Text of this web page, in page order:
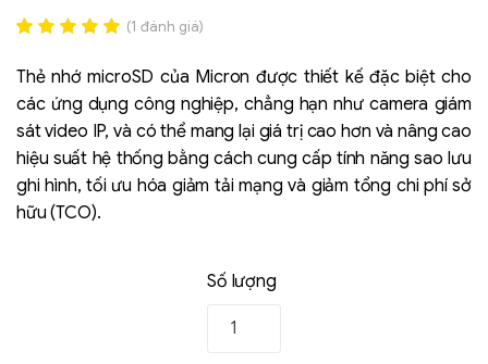
out of 5
based on
đánh giá
(1 đánh giá)
Thẻ nhớ microSD của Micron được thiết kế đặc biệt cho
các ứng dụng công nghiệp, chẳng hạn như camera giám
sát video IP, và có thể mang lại giá trị cao hơn và nâng cao
hiệu suất hệ thống bằng cách cung cấp tính năng sao lưu
ghi hình, tối ưu hóa giảm tải mạng và giảm tổng chi phí sở
hữu (TCO).
Số lượng